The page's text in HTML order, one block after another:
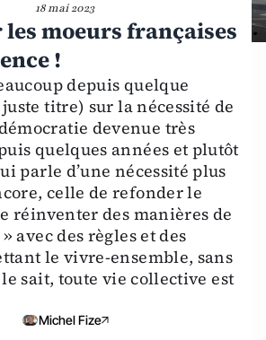
18 mai 2023
moeurs françaises
!
depuis quelque
titre) sur la nécessité de
devenue très
quelques années et plutôt
parle d’une nécessité plus
celle de refonder le
réinventer des manières de
avec des règles et des
le vivre-ensemble, sans
sait, toute vie collective est
Michel Fize